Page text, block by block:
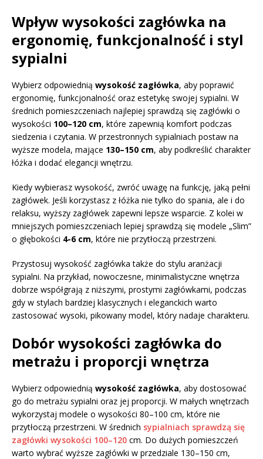
Wpływ wysokości zagłówka na
ergonomię, funkcjonalność i styl
sypialni
Wybierz odpowiednią wysokość zagłówka, aby poprawić
ergonomię, funkcjonalność oraz estetykę swojej sypialni. W
średnich pomieszczeniach najlepiej sprawdzą się zagłówki o
wysokości 100–120 cm, które zapewnią komfort podczas
siedzenia i czytania. W przestronnych sypialniach postaw na
wyższe modela, mające 130–150 cm, aby podkreślić charakter
łóżka i dodać elegancji wnętrzu.
Kiedy wybierasz wysokość, zwróć uwagę na funkcję, jaką pełni
zagłówek. Jeśli korzystasz z łóżka nie tylko do spania, ale i do
relaksu, wyższy zagłówek zapewni lepsze wsparcie. Z kolei w
mniejszych pomieszczeniach lepiej sprawdzą się modele „Slim”
o głębokości 4-6 cm, które nie przytłoczą przestrzeni.
Przystosuj wysokość zagłówka także do stylu aranżacji
sypialni. Na przykład, nowoczesne, minimalistyczne wnętrza
dobrze współgrają z niższymi, prostymi zagłówkami, podczas
gdy w stylach bardziej klasycznych i eleganckich warto
zastosować wysoki, pikowany model, który nadaje charakteru.
Dobór wysokości zagłówka do
metrażu i proporcji wnętrza
Wybierz odpowiednią wysokość zagłówka, aby dostosować
go do metrażu sypialni oraz jej proporcji. W małych wnętrzach
wykorzystaj modele o wysokości 80–100 cm, które nie
przytłoczą przestrzeni. W średnich sypialniach sprawdzą się
zagłówki wysokości 100–120 cm. Do dużych pomieszczeń
warto wybrać wyższe zagłówki w przedziale 130–150 cm,